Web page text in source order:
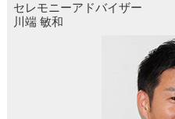
セレモニーアドバイザー
川端 敏和